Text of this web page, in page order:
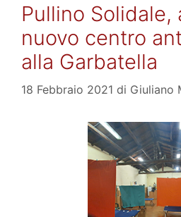
Pullino Solidale,
nuovo centro
alla Garbatella
18 Febbraio 2021 di Giuliano